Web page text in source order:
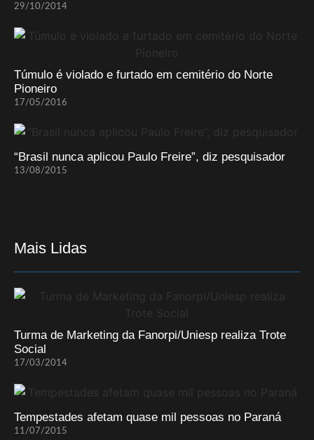
29/10/2014
Túmulo é violado e furtado em cemitério do Norte
Pioneiro
17/05/2016
“Brasil nunca aplicou Paulo Freire”, diz pesquisador
13/08/2015
Mais Lidas
Turma de Marketing da Fanorpi/Uniesp realiza Trote
Social
17/03/2014
Tempestades afetam quase mil pessoas no Paraná
11/07/2015